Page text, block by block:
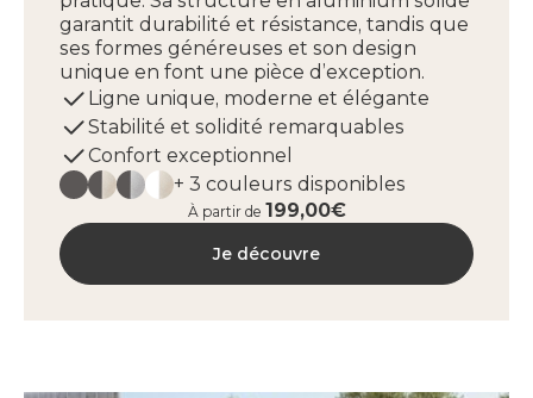
garantit durabilité et résistance, tandis que
ses formes généreuses et son design
unique en font une pièce d’exception.
Ligne unique, moderne et élégante
Stabilité et solidité remarquables
Confort exceptionnel
+ 3 couleurs disponibles
À partir de 199,00€
Je découvre